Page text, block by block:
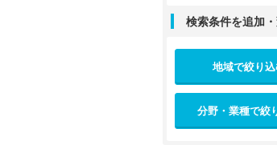
検索条件を追加
地域で絞り
分野・業種で絞